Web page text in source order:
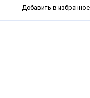
Добавить в избранное